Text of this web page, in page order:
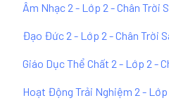
Âm Nhạc 2 - Lớp 2 - Chân Trời
Đạo Đức 2 - Lớp 2 - Chân Trời
Giáo Dục Thể Chất 2 - Lớp 2 -
Hoạt Động Trải Nghiệm 2 - Lớp